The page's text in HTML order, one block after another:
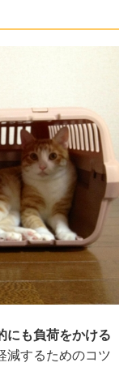
にも負荷をかける
減するためのコツ